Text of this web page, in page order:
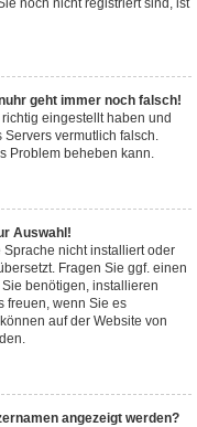
noch nicht registriert sind, ist
geht immer noch falsch!
eingestellt haben und
Servers vermutlich falsch.
Problem beheben kann.
Auswahl!
nicht installiert oder
Fragen Sie ggf. einen
benötigen, installieren
freuen, wenn Sie es
auf der Website von
angezeigt werden?